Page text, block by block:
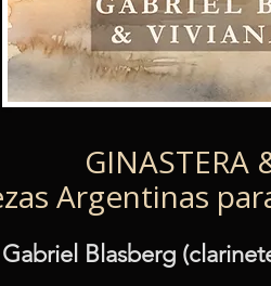
GINASTERA
Argentinas
Gabriel Blasberg